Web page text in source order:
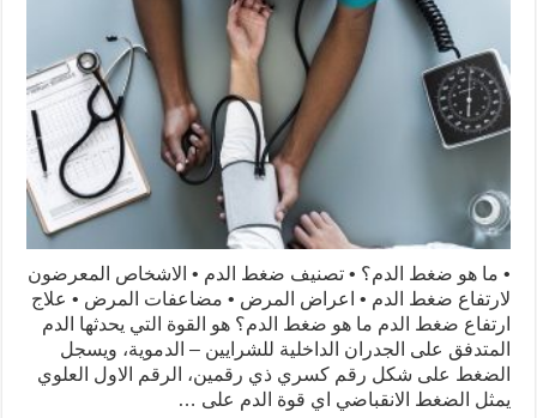
• ما هو ضغط الدم؟ • تصنيف ضغط الدم • الاشخاص المعرضون
لارتفاع ضغط الدم • اعراض المرض • مضاعفات المرض • علاج
ارتفاع ضغط الدم ما هو ضغط الدم؟ هو القوة التي يحدثها الدم
المتدفق على الجدران الداخلية للشرايين – الدموية، ويسجل
الضغط على شكل رقم كسري ذي رقمين، الرقم الاول العلوي
يمثل الضغط الانقباضي اي قوة الدم على …